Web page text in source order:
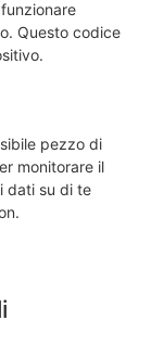
Questo codice
pezzo di
monitorare il
dati su di te